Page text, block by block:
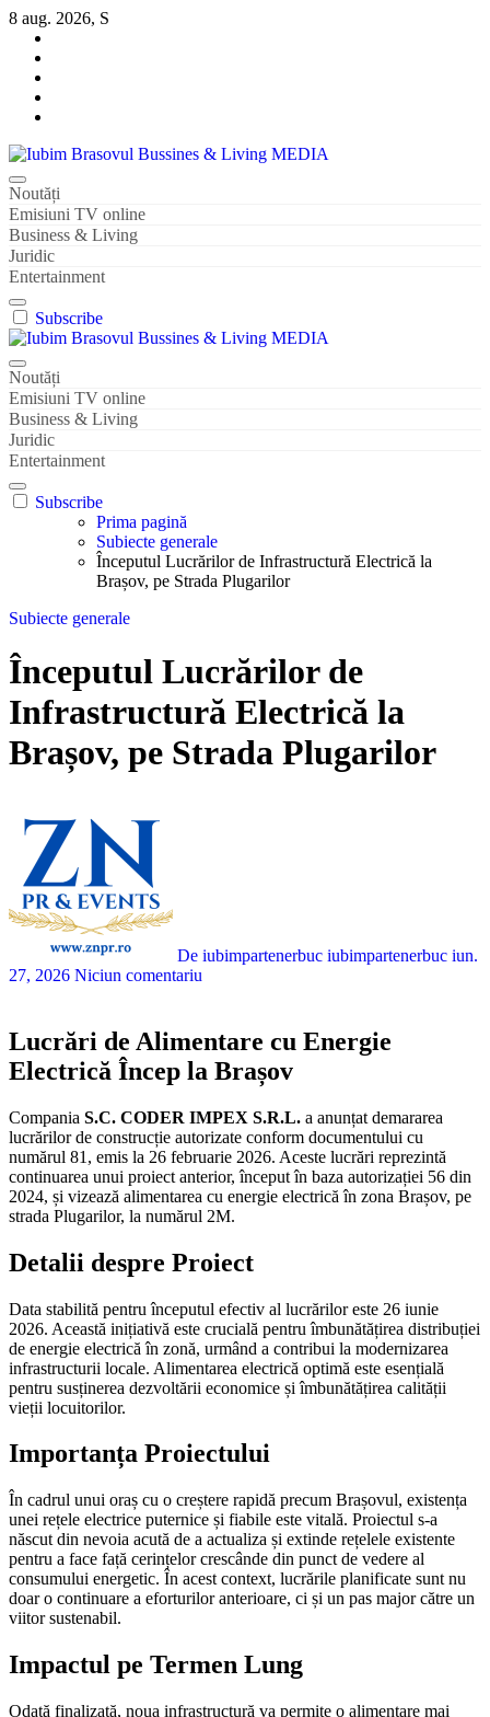
Sari
conținut
8 aug. 2026, S
Iubim Brasovul Bussines & Living MEDIA
Din pasiune și dragoste pentru Brașoveni
Noutăți
Emisiuni TV online
Business & Living
Juridic
Entertainment
Subscribe
Iubim Brasovul Bussines & Living MEDIA
Din pasiune și dragoste pentru Brașoveni
Noutăți
Emisiuni TV online
Business & Living
Juridic
Entertainment
Subscribe
Prima pagină
Subiecte generale
Începutul Lucrărilor de Infrastructură Electrică la
Brașov, pe Strada Plugarilor
Subiecte generale
Începutul Lucrărilor de
Infrastructură Electrică la
Brașov, pe Strada Plugarilor
De iubimpartenerbuc iubimpartenerbuc iun.
27, 2026 Niciun comentariu
Lucrări de Alimentare cu Energie
Electrică Încep la Brașov
Compania S.C. CODER IMPEX S.R.L. a anunțat demararea
lucrărilor de construcție autorizate conform documentului cu
numărul 81, emis la 26 februarie 2026. Aceste lucrări reprezintă
continuarea unui proiect anterior, început în baza autorizației 56 din
2024, și vizează alimentarea cu energie electrică în zona Brașov, pe
strada Plugarilor, la numărul 2M.
Detalii despre Proiect
Data stabilită pentru începutul efectiv al lucrărilor este 26 iunie
2026. Această inițiativă este crucială pentru îmbunătățirea distribuției
de energie electrică în zonă, urmând a contribui la modernizarea
infrastructurii locale. Alimentarea electrică optimă este esențială
pentru susținerea dezvoltării economice și îmbunătățirea calității
vieții locuitorilor.
Importanța Proiectului
În cadrul unui oraș cu o creștere rapidă precum Brașovul, existența
unei rețele electrice puternice și fiabile este vitală. Proiectul s-a
născut din nevoia acută de a actualiza și extinde rețelele existente
pentru a face față cerințelor crescânde din punct de vedere al
consumului energetic. În acest context, lucrările planificate sunt nu
doar o continuare a eforturilor anterioare, ci și un pas major către un
viitor sustenabil.
Impactul pe Termen Lung
Odată finalizată, noua infrastructură va permite o alimentare mai